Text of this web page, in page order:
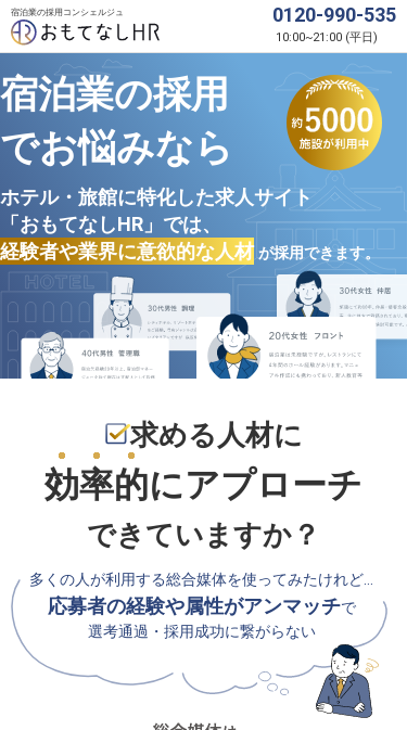
宿泊業の採用コンシェルジュ 0120-990-535
10:00~21:00 (平日)
宿泊業の採用
でお悩みなら
ホテル・旅館に特化した求人サイト
「おもてなしHR」では、
経験者や業界に意欲的な人材 が採用できます。
求める人材に
効率的にアプローチ
できていますか？
多くの人が利用する総合媒体を使ってみたけれど…
応募者の経験や属性がアンマッチで
選考通過・採用成功に繋がらない